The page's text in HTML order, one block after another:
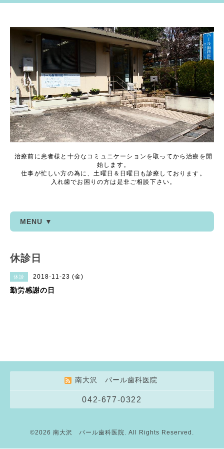
治療前に患者様と十分なコミュニケーションを取ってから治療を開
始します。
仕事が忙しい方の為に、土曜日＆日曜日も診療しております。
入れ歯でお困りの方は是非ご相談下さい。
MENU ▼
休診日
休診 2018-11-23 (金)
勤労感謝の日
南大沢 パール歯科医院
042-677-0322
©2026 南大沢 パール歯科医院. All Rights Reserved.